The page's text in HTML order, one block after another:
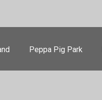
Peppa Pig Park